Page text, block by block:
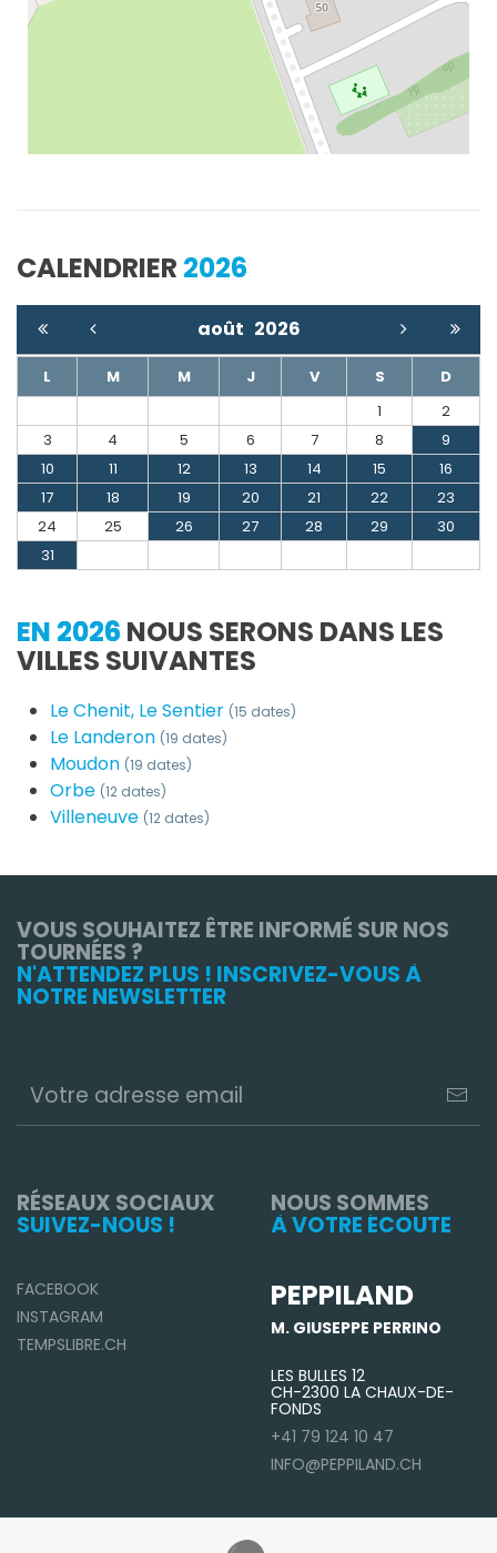
CALENDRIER 2026
août 2026
L M M J V S
D
1
2
3
4 5 6 7 8
9
10
11 12 13 14 15
16
17
18 19 20 21 22
23
24
25 26 27 28 29
30
31
EN 2026 NOUS SERONS DANS LES
VILLES SUIVANTES
Le Chenit, Le Sentier (15 dates)
Le Landeron (19 dates)
Moudon (19 dates)
Orbe (12 dates)
Villeneuve (12 dates)
VOUS SOUHAITEZ ÊTRE INFORMÉ SUR NOS
TOURNÉES ?
N'ATTENDEZ PLUS ! INSCRIVEZ-VOUS À
NOTRE NEWSLETTER
RÉSEAUX SOCIAUX
SUIVEZ-NOUS !
FACEBOOK
INSTAGRAM
TEMPSLIBRE.CH
NOUS SOMMES
À VOTRE ÉCOUTE
PEPPILAND
M. GIUSEPPE PERRINO
LES BULLES 12
CH-2300 LA CHAUX-DE-
FONDS
+41 79 124 10 47
INFO@PEPPILAND.CH